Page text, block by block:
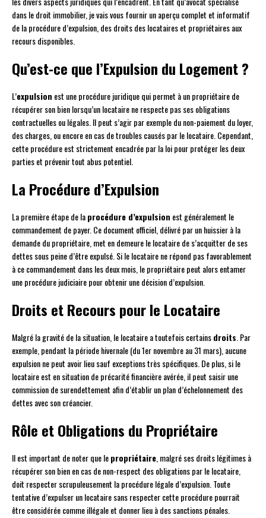
dans le droit immobilier, je vais vous fournir un aperçu complet et informatif
de la procédure d’expulsion, des droits des locataires et propriétaires aux
recours disponibles.
Qu’est-ce que l’Expulsion du Logement ?
L’expulsion est une procédure juridique qui permet à un propriétaire de
récupérer son bien lorsqu’un locataire ne respecte pas ses obligations
contractuelles ou légales. Il peut s’agir par exemple du non-paiement du loyer,
des charges, ou encore en cas de troubles causés par le locataire. Cependant,
cette procédure est strictement encadrée par la loi pour protéger les deux
parties et prévenir tout abus potentiel.
La Procédure d’Expulsion
La première étape de laprocédure d’expulsion est généralement le
commandement de payer. Ce document officiel, délivré par un huissier à la
demande du propriétaire, met en demeure le locataire de s’acquitter de ses
dettes sous peine d’être expulsé. Si le locataire ne répond pas favorablement
à ce commandement dans les deux mois, le propriétaire peut alors entamer
une procédure judiciaire pour obtenir une décision d’expulsion.
Droits et Recours pour le Locataire
Malgré la gravité de la situation, le locataire a toutefois certainsdroits . Par
exemple, pendant la période hivernale (du 1er novembre au 31 mars), aucune
expulsion ne peut avoir lieu sauf exceptions très spécifiques. De plus, si le
locataire est en situation de précarité financière avérée, il peut saisir une
commission de surendettement afin d’établir un plan d’échelonnement des
dettes avec son créancier.
Rôle et Obligations du Propriétaire
Il est important de noter que lepropriétaire , malgré ses droits légitimes à
récupérer son bien en cas de non-respect des obligations par le locataire,
doit respecter scrupuleusement la procédure légale d’expulsion. Toute
tentative d’expulser un locataire sans respecter cette procédure pourrait
être considérée comme illégale et donner lieu à des sanctions pénales.